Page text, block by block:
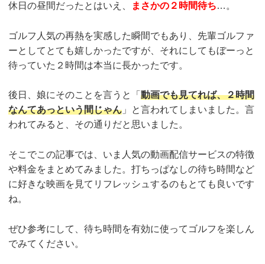
休日の昼間だったとはいえ、 まさかの２時間待ち…。
ゴルフ人気の再熱を実感した瞬間でもあり、先輩ゴルファ
ーとしてとても嬉しかったですが、それにしてもぼーっと
待っていた２時間は本当に長かったです。
後日、娘にそのことを言うと「 動画でも見てれば、２時間
なんてあっという間じゃん 」と言われてしまいました。言
われてみると、その通りだと思いました。
そこでこの記事では、いま人気の動画配信サービスの特徴
や料金をまとめてみました。打ちっぱなしの待ち時間など
に好きな映画を見てリフレッシュするのもとても良いです
ね。
ぜひ参考にして、待ち時間を有効に使ってゴルフを楽しん
でみてください。